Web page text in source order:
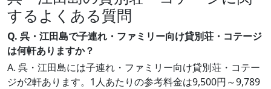
するよくある質問
Q. 呉・江田島で子連れ・ファミリー向け貸別荘・コテージ
は何軒ありますか？
A. 呉・江田島には子連れ・ファミリー向け貸別荘・コテー
ジが2軒あります。1人あたりの参考料金は9,500円～9,789